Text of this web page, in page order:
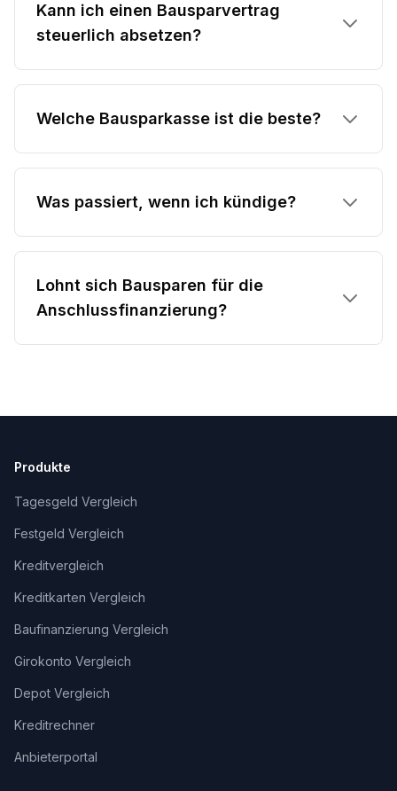
Kann ich einen Bausparvertrag
steuerlich absetzen?
Welche Bausparkasse ist die beste?
Was passiert, wenn ich kündige?
Lohnt sich Bausparen für die
Anschlussfinanzierung?
Produkte
Tagesgeld Vergleich
Festgeld Vergleich
Kreditvergleich
Kreditkarten Vergleich
Baufinanzierung Vergleich
Girokonto Vergleich
Depot Vergleich
Kreditrechner
Anbieterportal